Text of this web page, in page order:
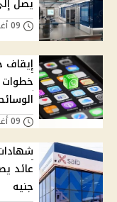
يصل إلى 19.50% والشراء يبدأ من
إيقاف
خطوات
جنيه